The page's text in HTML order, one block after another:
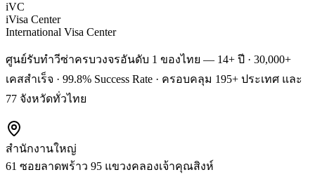
iVC
iVisa Center
International Visa Center
ศูนย์รับทำวีซ่าครบวงจรอันดับ 1 ของไทย — 14+ ปี · 30,000+
เคสสำเร็จ · 99.8% Success Rate · ครอบคลุม 195+ ประเทศ และ
77 จังหวัดทั่วไทย
สำนักงานใหญ่
61 ซอยลาดพร้าว 95 แขวงคลองเจ้าคุณสิงห์